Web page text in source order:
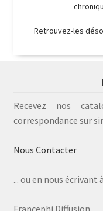
Retrouvez-les
Recevez nos
correspondance sur
Nous Contacter
... ou en nous écrivant